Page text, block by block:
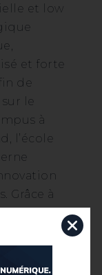
et low
et forte
de
le
à
l’école
Grâce à
des